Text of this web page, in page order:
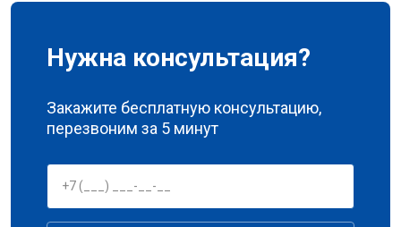
Нужна консультация?
Закажите бесплатную консультацию,
перезвоним за 5 минут